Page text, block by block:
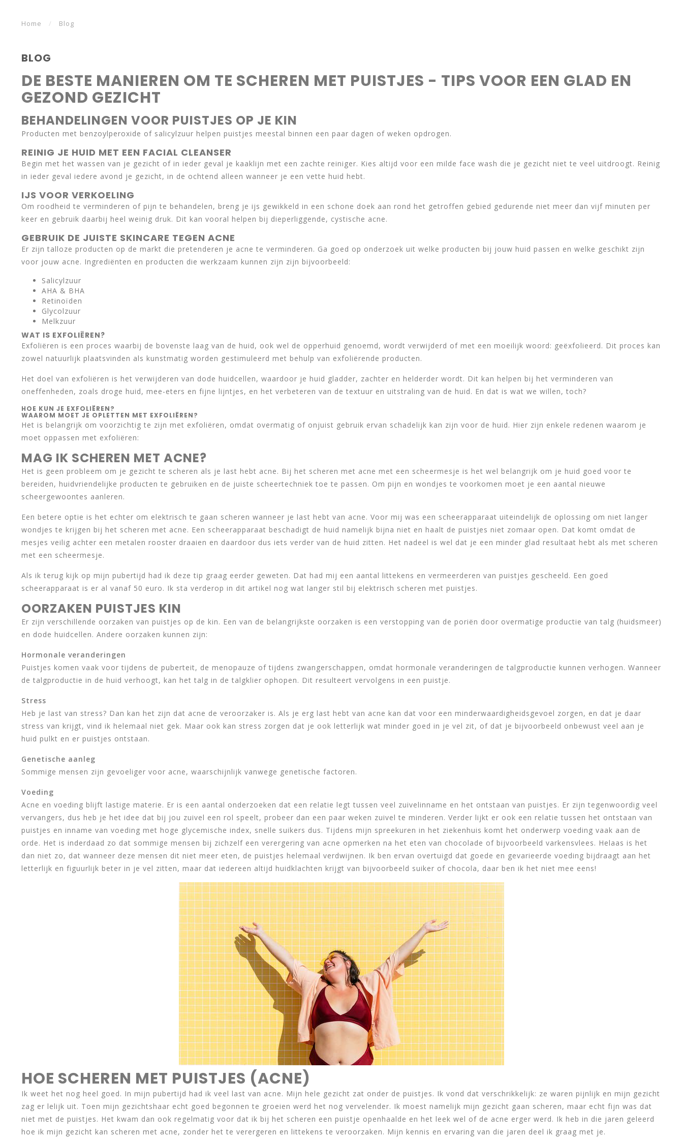
Home / Blog
BLOG
DE BESTE MANIEREN OM TE SCHEREN MET PUISTJES - TIPS VOOR EEN GLAD EN
GEZOND GEZICHT
BEHANDELINGEN VOOR PUISTJES OP JE KIN
Producten met benzoylperoxide of salicylzuur helpen puistjes meestal binnen een paar dagen of weken opdrogen.
REINIG JE HUID MET EEN FACIAL CLEANSER
Begin met het wassen van je gezicht of in ieder geval je kaaklijn met een zachte reiniger. Kies altijd voor een milde face wash die je gezicht niet te veel uitdroogt. Reinig
in ieder geval iedere avond je gezicht, in de ochtend alleen wanneer je een vette huid hebt.
IJS VOOR VERKOELING
Om roodheid te verminderen of pijn te behandelen, breng je ijs gewikkeld in een schone doek aan rond het getroffen gebied gedurende niet meer dan vijf minuten per
keer en gebruik daarbij heel weinig druk. Dit kan vooral helpen bij dieperliggende, cystische acne.
GEBRUIK DE JUISTE SKINCARE TEGEN ACNE
Er zijn talloze producten op de markt die pretenderen je acne te verminderen. Ga goed op onderzoek uit welke producten bij jouw huid passen en welke geschikt zijn
voor jouw acne. Ingrediënten en producten die werkzaam kunnen zijn zijn bijvoorbeeld:
Salicylzuur
AHA & BHA
Retinoïden
Glycolzuur
Melkzuur
WAT IS EXFOLIËREN?
Exfoliëren is een proces waarbij de bovenste laag van de huid, ook wel de opperhuid genoemd, wordt verwijderd of met een moeilijk woord: geëxfolieerd. Dit proces kan
zowel natuurlijk plaatsvinden als kunstmatig worden gestimuleerd met behulp van exfoliërende producten.
Het doel van exfoliëren is het verwijderen van dode huidcellen, waardoor je huid gladder, zachter en helderder wordt. Dit kan helpen bij het verminderen van
oneffenheden, zoals droge huid, mee-eters en fijne lijntjes, en het verbeteren van de textuur en uitstraling van de huid. En dat is wat we willen, toch?
HOE KUN JE EXFOLIËREN?
WAAROM MOET JE OPLETTEN MET EXFOLIËREN?
Het is belangrijk om voorzichtig te zijn met exfoliëren, omdat overmatig of onjuist gebruik ervan schadelijk kan zijn voor de huid. Hier zijn enkele redenen waarom je
moet oppassen met exfoliëren:
MAG IK SCHEREN MET ACNE?
Het is geen probleem om je gezicht te scheren als je last hebt acne. Bij het scheren met acne met een scheermesje is het wel belangrijk om je huid goed voor te
bereiden, huidvriendelijke producten te gebruiken en de juiste scheertechniek toe te passen. Om pijn en wondjes te voorkomen moet je een aantal nieuwe
scheergewoontes aanleren.
Een betere optie is het echter om elektrisch te gaan scheren wanneer je last hebt van acne. Voor mij was een scheerapparaat uiteindelijk de oplossing om niet langer
wondjes te krijgen bij het scheren met acne. Een scheerapparaat beschadigt de huid namelijk bijna niet en haalt de puistjes niet zomaar open. Dat komt omdat de
mesjes veilig achter een metalen rooster draaien en daardoor dus iets verder van de huid zitten. Het nadeel is wel dat je een minder glad resultaat hebt als met scheren
met een scheermesje.
Als ik terug kijk op mijn pubertijd had ik deze tip graag eerder geweten. Dat had mij een aantal littekens en vermeerderen van puistjes gescheeld. Een goed
scheerapparaat is er al vanaf 50 euro. Ik sta verderop in dit artikel nog wat langer stil bij elektrisch scheren met puistjes.
OORZAKEN PUISTJES KIN
Er zijn verschillende oorzaken van puistjes op de kin. Een van de belangrijkste oorzaken is een verstopping van de poriën door overmatige productie van talg (huidsmeer)
en dode huidcellen. Andere oorzaken kunnen zijn:
Hormonale veranderingen
Puistjes komen vaak voor tijdens de puberteit, de menopauze of tijdens zwangerschappen, omdat hormonale veranderingen de talgproductie kunnen verhogen. Wanneer
de talgproductie in de huid verhoogt, kan het talg in de talgklier ophopen. Dit resulteert vervolgens in een puistje.
Stress
Heb je last van stress? Dan kan het zijn dat acne de veroorzaker is. Als je erg last hebt van acne kan dat voor een minderwaardigheidsgevoel zorgen, en dat je daar
stress van krijgt, vind ik helemaal niet gek. Maar ook kan stress zorgen dat je ook letterlijk wat minder goed in je vel zit, of dat je bijvoorbeeld onbewust veel aan je
huid pulkt en er puistjes ontstaan.
Genetische aanleg
Sommige mensen zijn gevoeliger voor acne, waarschijnlijk vanwege genetische factoren.
Voeding
Acne en voeding blijft lastige materie. Er is een aantal onderzoeken dat een relatie legt tussen veel zuivelinname en het ontstaan van puistjes. Er zijn tegenwoordig veel
vervangers, dus heb je het idee dat bij jou zuivel een rol speelt, probeer dan een paar weken zuivel te minderen. Verder lijkt er ook een relatie tussen het ontstaan van
puistjes en inname van voeding met hoge glycemische index, snelle suikers dus. Tijdens mijn spreekuren in het ziekenhuis komt het onderwerp voeding vaak aan de
orde. Het is inderdaad zo dat sommige mensen bij zichzelf een verergering van acne opmerken na het eten van chocolade of bijvoorbeeld varkensvlees. Helaas is het
dan niet zo, dat wanneer deze mensen dit niet meer eten, de puistjes helemaal verdwijnen. Ik ben ervan overtuigd dat goede en gevarieerde voeding bijdraagt aan het
letterlijk en figuurlijk beter in je vel zitten, maar dat iedereen altijd huidklachten krijgt van bijvoorbeeld suiker of chocola, daar ben ik het niet mee eens!
HOE SCHEREN MET PUISTJES (ACNE)
Ik weet het nog heel goed. In mijn pubertijd had ik veel last van acne. Mijn hele gezicht zat onder de puistjes. Ik vond dat verschrikkelijk: ze waren pijnlijk en mijn gezicht
zag er lelijk uit. Toen mijn gezichtshaar echt goed begonnen te groeien werd het nog vervelender. Ik moest namelijk mijn gezicht gaan scheren, maar echt fijn was dat
niet met de puistjes. Het kwam dan ook regelmatig voor dat ik bij het scheren een puistje openhaalde en het leek wel of de acne erger werd. Ik heb in die jaren geleerd
hoe ik mijn gezicht kan scheren met acne, zonder het te verergeren en littekens te veroorzaken. Mijn kennis en ervaring van die jaren deel ik graag met je.